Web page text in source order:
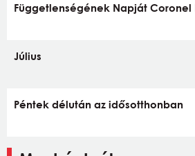
Függetlenségének Napját Coronel
Július
Péntek délután az idősotthonban